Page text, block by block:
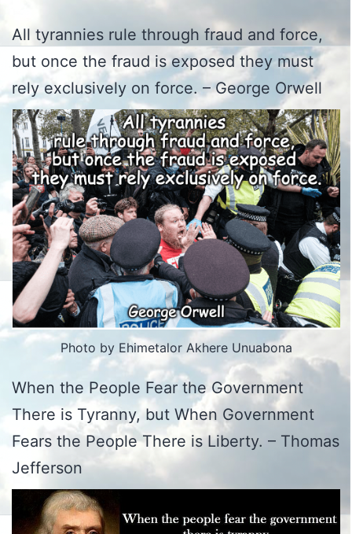
All tyrannies rule through fraud and force,
but once the fraud is exposed they must
rely exclusively on force. – George Orwell
Photo by Ehimetalor Akhere Unuabona
When the People Fear the Government
There is Tyranny, but When Government
Fears the People There is Liberty. – Thomas
Jefferson